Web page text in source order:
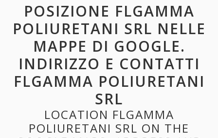
POSIZIONE FLGAMMA
POLIURETANI SRL NELLE
MAPPE DI GOOGLE.
INDIRIZZO E CONTATTI
FLGAMMA POLIURETANI
SRL
LOCATION FLGAMMA
POLIURETANI SRL ON THE